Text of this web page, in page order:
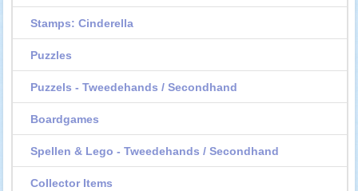
Stamps: Cinderella
Puzzles
Puzzels - Tweedehands / Secondhand
Boardgames
Spellen & Lego - Tweedehands / Secondhand
Collector Items